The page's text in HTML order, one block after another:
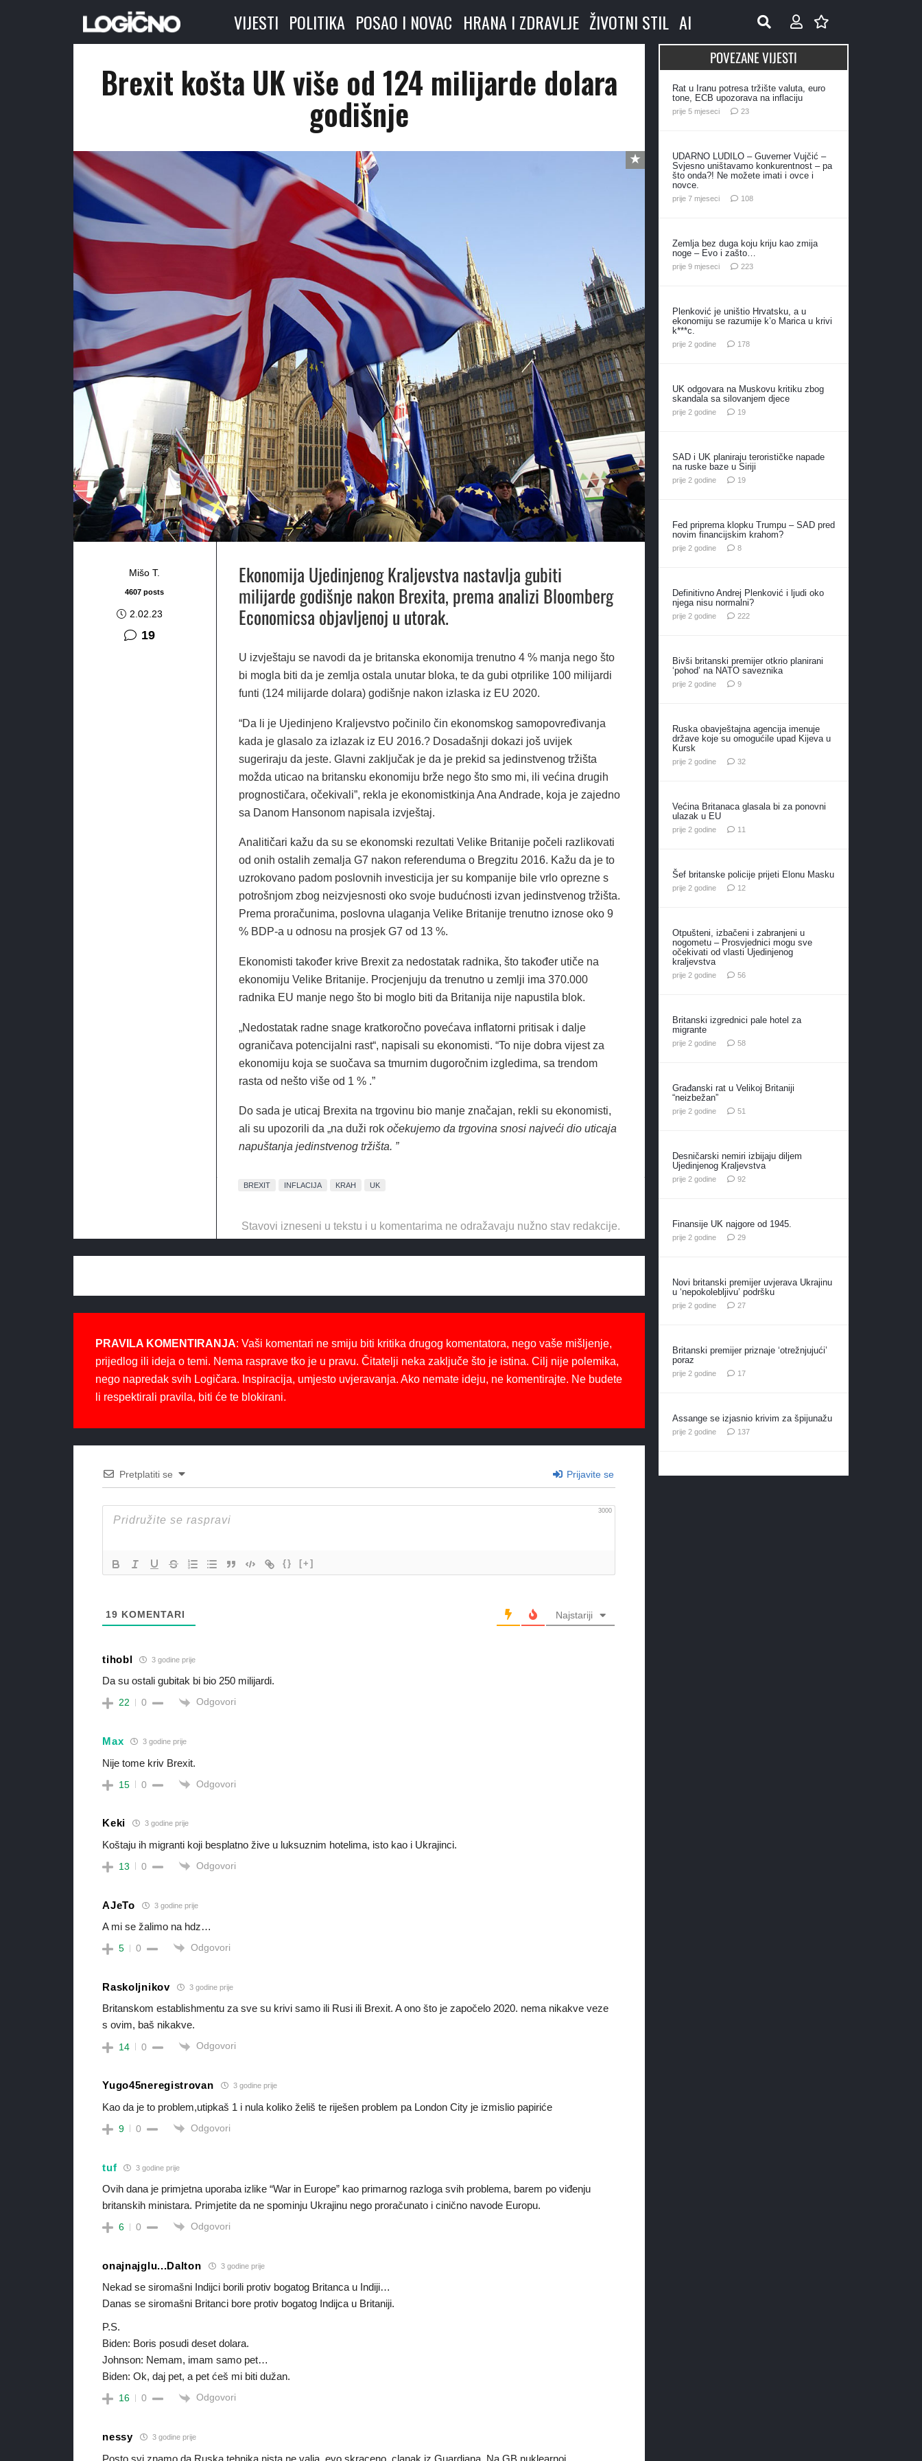
VIJESTI POLITIKA POSAO I NOVAC HRANA I ZDRAVLJE ŽIVOTNI STIL AI
Brexit košta UK više od 124 milijarde dolara
godišnje
Mišo T.
4607 posts
2.02.23
19komentara
Ekonomija Ujedinjenog Kraljevstva nastavlja gubiti
milijarde godišnje nakon Brexita, prema analizi Bloomberg
Economicsa objavljenoj u utorak.
U izvještaju se navodi da je britanska ekonomija trenutno 4 % manja nego što
bi mogla biti da je zemlja ostala unutar bloka, te da gubi otprilike 100 milijardi
funti (124 milijarde dolara) godišnje nakon izlaska iz EU 2020.
“Da li je Ujedinjeno Kraljevstvo počinilo čin ekonomskog samopovređivanja
kada je glasalo za izlazak iz EU 2016.? Dosadašnji dokazi još uvijek
sugeriraju da jeste. Glavni zaključak je da je prekid sa jedinstvenog tržišta
možda uticao na britansku ekonomiju brže nego što smo mi, ili većina drugih
prognostičara, očekivali”, rekla je ekonomistkinja Ana Andrade, koja je zajedno
sa Danom Hansonom napisala izvještaj.
Analitičari kažu da su se ekonomski rezultati Velike Britanije počeli razlikovati
od onih ostalih zemalja G7 nakon referenduma o Bregzitu 2016. Kažu da je to
uzrokovano padom poslovnih investicija jer su kompanije bile vrlo oprezne s
potrošnjom zbog neizvjesnosti oko svoje budućnosti izvan jedinstvenog tržišta.
Prema proračunima, poslovna ulaganja Velike Britanije trenutno iznose oko 9
% BDP-a u odnosu na prosjek G7 od 13 %.
Ekonomisti također krive Brexit za nedostatak radnika, što također utiče na
ekonomiju Velike Britanije. Procjenjuju da trenutno u zemlji ima 370.000
radnika EU manje nego što bi moglo biti da Britanija nije napustila blok.
„Nedostatak radne snage kratkoročno povećava inflatorni pritisak i dalje
ograničava potencijalni rast“, napisali su ekonomisti. “To nije dobra vijest za
ekonomiju koja se suočava sa tmurnim dugoročnim izgledima, sa trendom
rasta od nešto više od 1 % .”
Do sada je uticaj Brexita na trgovinu bio manje značajan, rekli su ekonomisti,
ali su upozorili da „na duži rokočekujemo da trgovina snosi najveći dio uticaja
napuštanja jedinstvenog tržišta. ”
BREXIT INFLACIJA KRAH UK
Stavovi izneseni u tekstu i u komentarima ne odražavaju nužno stav redakcije.
PRAVILA KOMENTIRANJA: Vaši komentari ne smiju biti kritika drugog komentatora, nego vaše mišljenje,
prijedlog ili ideja o temi. Nema rasprave tko je u pravu. Čitatelji neka zaključe što je istina. Cilj nije polemika,
nego napredak svih Logičara. Inspiracija, umjesto uvjeravanja. Ako nemate ideju, ne komentirajte. Ne budete
li respektirali pravila, biti će te blokirani.
Pretplatiti se Prijavite se
3000
{} [+]
19 KOMENTARI Najstariji
tihobl 3 godine prije
Da su ostali gubitak bi bio 250 milijardi.
22 0 Odgovori
Max 3 godine prije
Nije tome kriv Brexit.
15 0 Odgovori
Keki 3 godine prije
Koštaju ih migranti koji besplatno žive u luksuznim hotelima, isto kao i Ukrajinci.
13 0 Odgovori
AJeTo 3 godine prije
A mi se žalimo na hdz…
5 0 Odgovori
Raskoljnikov 3 godine prije
Britanskom establishmentu za sve su krivi samo ili Rusi ili Brexit. A ono što je započelo 2020. nema nikakve veze
s ovim, baš nikakve.
14 0 Odgovori
Yugo45neregistrovan 3 godine prije
Kao da je to problem,utipkaš 1 i nula koliko želiš te riješen problem pa London City je izmislio papiriće
9 0 Odgovori
tuf 3 godine prije
Ovih dana je primjetna uporaba izlike “War in Europe” kao primarnog razloga svih problema, barem po viđenju
britanskih ministara. Primjetite da ne spominju Ukrajinu nego proračunato i cinično navode Europu.
6 0 Odgovori
onajnajglu...Dalton 3 godine prije
Nekad se siromašni Indijci borili protiv bogatog Britanca u Indiji…
Danas se siromašni Britanci bore protiv bogatog Indijca u Britaniji.
P.S.
Biden: Boris posudi deset dolara.
Johnson: Nemam, imam samo pet…
Biden: Ok, daj pet, a pet ćeš mi biti dužan.
16 0 Odgovori
nessy 3 godine prije
Posto svi znamo da Ruska tehnika nista ne valja, evo skraceno, clanak iz Guardiana. Na GB nuklearnoj
POVEZANE VIJESTI
Rat u Iranu potresa tržište valuta, euro
tone, ECB upozorava na inflaciju
prije 5 mjeseci 23komentara
UDARNO LUDILO – Guverner Vujčić –
Svjesno uništavamo konkurentnost – pa
što onda?! Ne možete imati i ovce i
novce.
prije 7 mjeseci 108komentara
Zemlja bez duga koju kriju kao zmija
noge – Evo i zašto…
prije 9 mjeseci 223komentara
Plenković je uništio Hrvatsku, a u
ekonomiju se razumije k’o Marica u krivi
k***c.
prije 2 godine 178komentara
UK odgovara na Muskovu kritiku zbog
skandala sa silovanjem djece
prije 2 godine 19komentara
SAD i UK planiraju terorističke napade
na ruske baze u Siriji
prije 2 godine 19komentara
Fed priprema klopku Trumpu – SAD pred
novim financijskim krahom?
prije 2 godine 8komentara
Definitivno Andrej Plenković i ljudi oko
njega nisu normalni?
prije 2 godine 222komentara
Bivši britanski premijer otkrio planirani
‘pohod’ na NATO saveznika
prije 2 godine 9komentara
Ruska obavještajna agencija imenuje
države koje su omogućile upad Kijeva u
Kursk
prije 2 godine 32komentara
Većina Britanaca glasala bi za ponovni
ulazak u EU
prije 2 godine 11
Šef britanske policije prijeti Elonu Masku
prije 2 godine 12komentara
Otpušteni, izbačeni i zabranjeni u
nogometu – Prosvjednici mogu sve
očekivati od vlasti Ujedinjenog
kraljevstva
prije 2 godine 56komentara
Britanski izgrednici pale hotel za
migrante
prije 2 godine 58komentara
Građanski rat u Velikoj Britaniji
“neizbežan”
prije 2 godine 51
Desničarski nemiri izbijaju diljem
Ujedinjenog Kraljevstva
prije 2 godine 92komentara
Finansije UK najgore od 1945.
prije 2 godine 29komentara
Novi britanski premijer uvjerava Ukrajinu
u ‘nepokolebljivu’ podršku
prije 2 godine 27komentara
Britanski premijer priznaje ‘otrežnjujući’
poraz
prije 2 godine 17komentara
Assange se izjasnio krivim za špijunažu
prije 2 godine 137komentara